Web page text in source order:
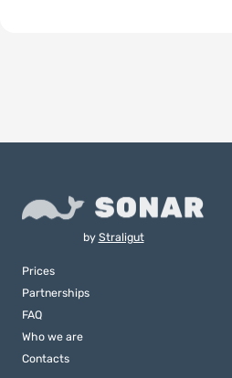
by Straligut
Prices
Partnerships
FAQ
Who we are
Contacts